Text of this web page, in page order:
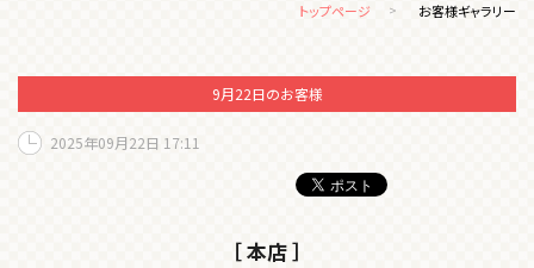
トップページ お客様ギャラリー
9月22日のお客様
2025年09月22日 17:11
［ 本店 ］